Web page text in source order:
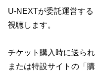
U-NEXTが委託運営す
視聴します。
チケット購入時に送ら
または特設サイトの「